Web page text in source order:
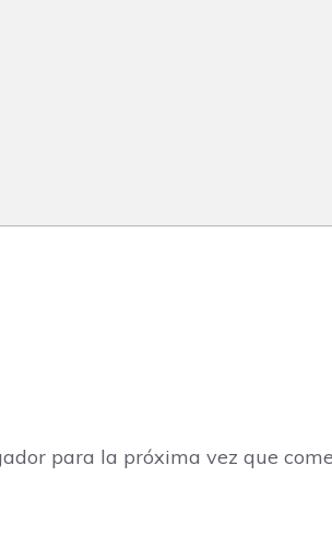
para la próxima vez que